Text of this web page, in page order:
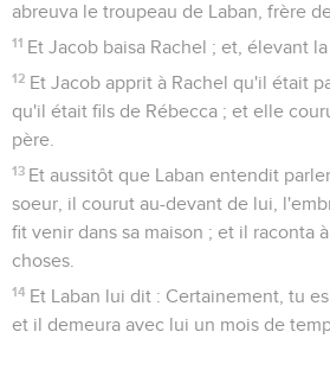
abreuva le troupeau de Laban, frère
11 Et Jacob baisa Rachel ; et, élevant
12 Et Jacob apprit à Rachel qu'il était
qu'il était fils de Rébecca ; et elle
père.
13 Et aussitôt que Laban entendit
soeur, il courut au-devant de lui,
fit venir dans sa maison ; et il raconta
choses.
14 Et Laban lui dit : Certainement, tu
et il demeura avec lui un mois de